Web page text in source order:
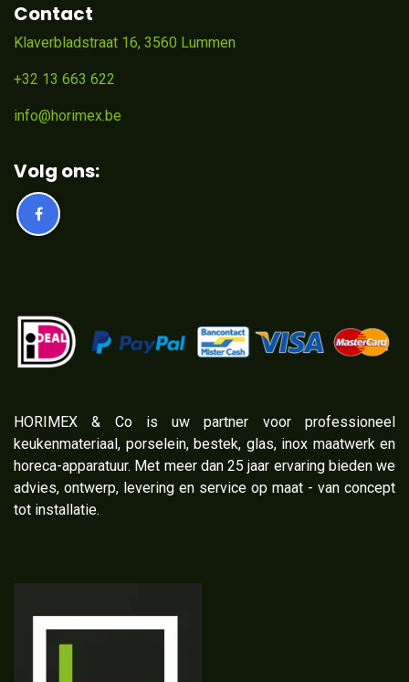
Contact
Klaverbladstraat 16, 3560 Lummen
+32 13 663 622
info@horimex.be
Volg ons:
​HORIMEX & Co is uw partner voor professioneel
keukenmateriaal, porselein, bestek, glas, inox maatwerk en
horeca-apparatuur. Met meer dan 25 jaar ervaring bieden we
advies, ontwerp, levering en service op maat - van concept
tot installatie.